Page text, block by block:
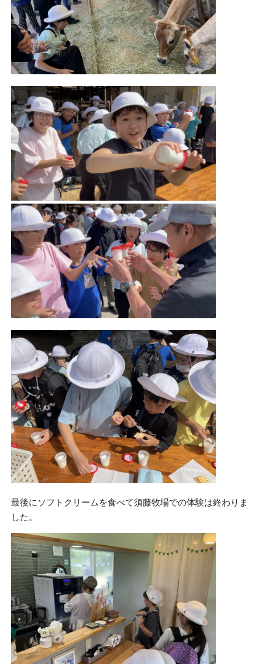
最後にソフトクリームを食べて須藤牧場での体験は終わりま
した。